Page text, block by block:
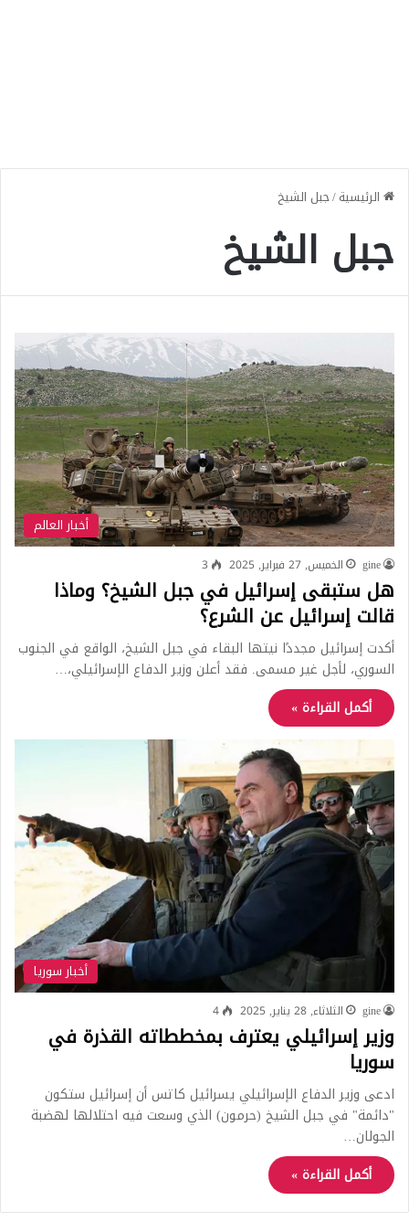
الرئيسية/جبل الشيخ
جبل الشيخ
أخبار العالم
gine الخميس, 27 فبراير, 2025 3
هل ستبقى إسرائيل في جبل الشيخ؟ وماذا
قالت إسرائيل عن الشرع؟
أكدت إسرائيل مجددًا نيتها البقاء في جبل الشيخ، الواقع في الجنوب
السوري، لأجل غير مسمى. فقد أعلن وزير الدفاع الإسرائيلي،…
أكمل القراءة »
أخبار سوريا
gine الثلاثاء, 28 يناير, 2025 4
وزير إسرائيلي يعترف بمخططاته القذرة في
سوريا
ادعى وزير الدفاع الإسرائيلي يسرائيل كاتس أن إسرائيل ستكون
"دائمة" في جبل الشيخ (حرمون) الذي وسعت فيه احتلالها لهضبة
الجولان…
أكمل القراءة »